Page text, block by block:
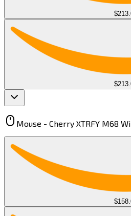
Mouse - Cherry XTRFY M68 Wireless Mouse​​​​‌